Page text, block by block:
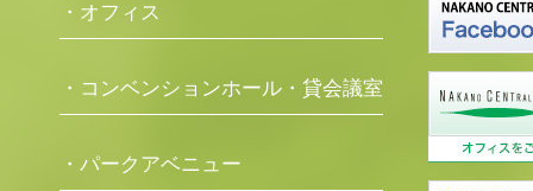
・オフィス
・コンベンションホール・貸会議室
・パークアベニュー